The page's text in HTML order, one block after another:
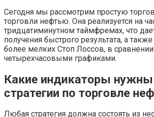
Сегодня мы рассмотрим простую
торговли нефтью. Она реализуется на
тридцатиминутном таймфремах, что
получения быстрого результата, а
более мелких Стоп Лоссов, в
четырехчасовыми графиками.
Какие индикаторы
стратегии по торговле
Любая стратегия должна состоять из